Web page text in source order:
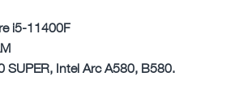
i5-11400F
SUPER, Intel Arc A580, B580.